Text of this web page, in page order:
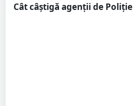
Cât câștigă agenții de Poliție